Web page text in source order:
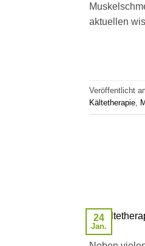
aktuellen
Veröffentlicht
Kältetherapie,
24
Jan.